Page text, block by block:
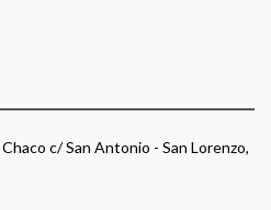
c/ San Antonio - San Lorenzo,